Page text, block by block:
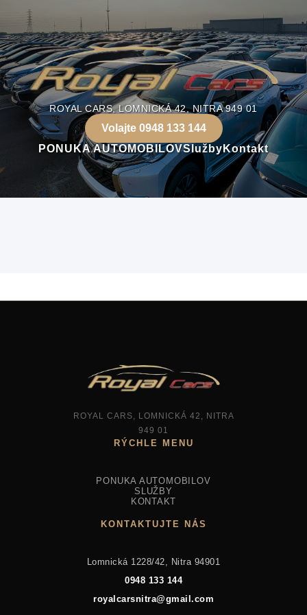
ROYAL CARS, LOMNICKÁ 42, NITRA 949 01
PONUKA AUTOMOBILOVSlužby Kontakt
Volajte 0948 133 144
ROYAL CARS, LOMNICKÁ 42, NITRA
949 01
PONUKA AUTOMOBILOV
SLUŽBY
KONTAKT
KONTAKTUJTE NÁS
Lomnická 1228/42, Nitra 94901
0948 133 144
royalcarsnitra@gmail.com